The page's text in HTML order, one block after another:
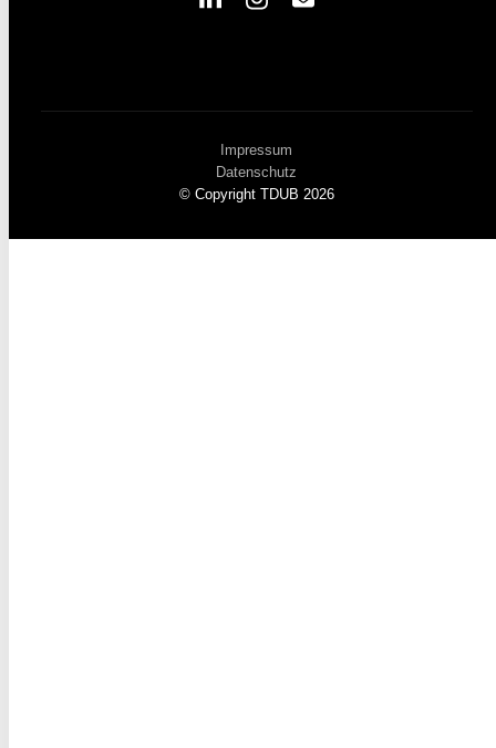
© Copyright TDUB 2026
Impressum
Datenschutz